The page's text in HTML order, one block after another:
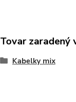
Tovar zaradený
Kabelky mix